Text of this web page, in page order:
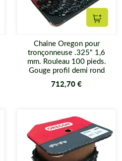
au panier
Chaîne Oregon pour
tronçonneuse .325" 1,6
mm. Rouleau 100 pieds.
Gouge profil demi rond
712,70 €